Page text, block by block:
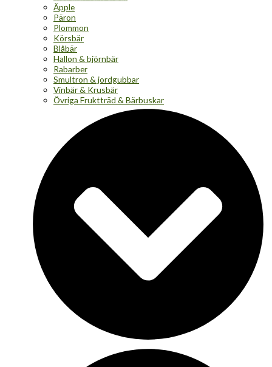
Äpple
Päron
Plommon
Körsbär
Blåbär
Hallon & björnbär
Rabarber
Smultron & jordgubbar
Vinbär & Krusbär
Övriga Fruktträd & Bärbuskar